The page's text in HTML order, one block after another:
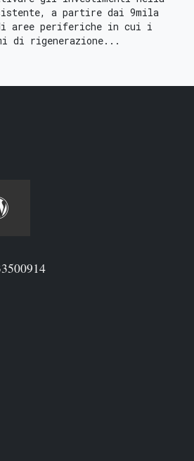
a partire dai 9mila
aree periferiche in cui i
di rigenerazione...